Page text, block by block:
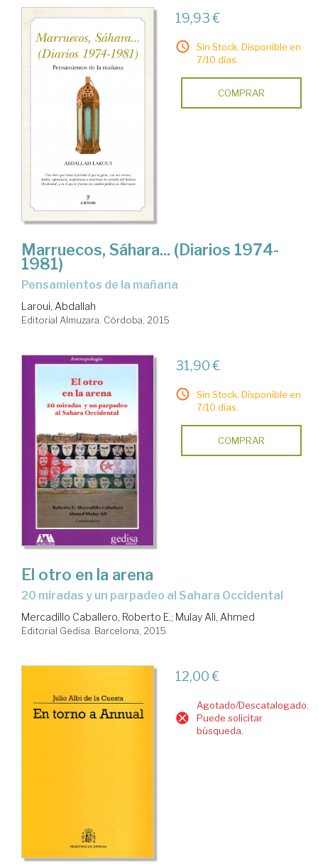
19,93 €
Sin Stock. Disponible en
7/10 días.
COMPRAR
Marruecos, Sáhara... (Diarios 1974-
1981)
pensamientos de la mañana
Laroui, Abdallah
Editorial Almuzara. Córdoba, 2015
31,90 €
Sin Stock. Disponible en
7/10 días.
COMPRAR
El otro en la arena
20 miradas y un parpadeo al Sahara Occidental
Mercadillo Caballero, Roberto E.; Mulay Ali, Ahmed
Editorial Gedisa. Barcelona, 2015
12,00 €
Agotado/Descatalogado.
Puede solicitar
búsqueda.